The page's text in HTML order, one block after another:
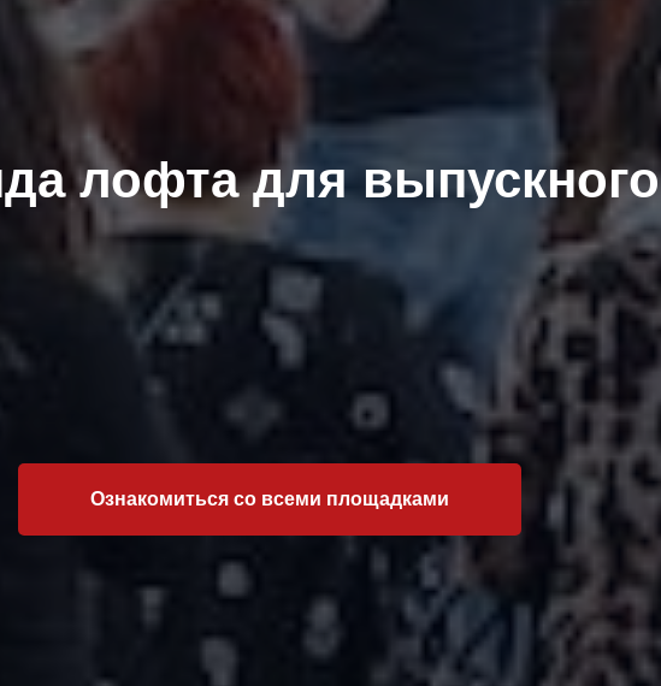
лофта для выпускного
Ознакомиться со всеми площадками